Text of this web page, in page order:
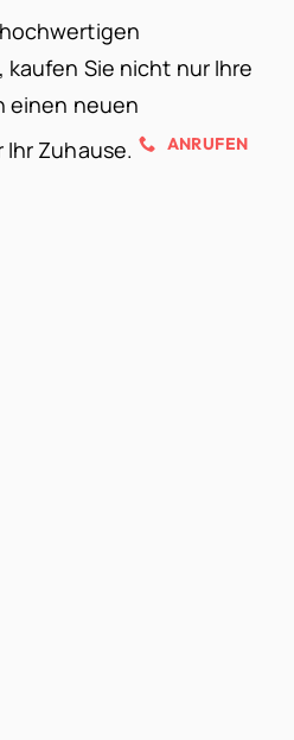
kaufen Sie nicht nur Ihre
einen neuen
Zuhause.
ANRUFEN